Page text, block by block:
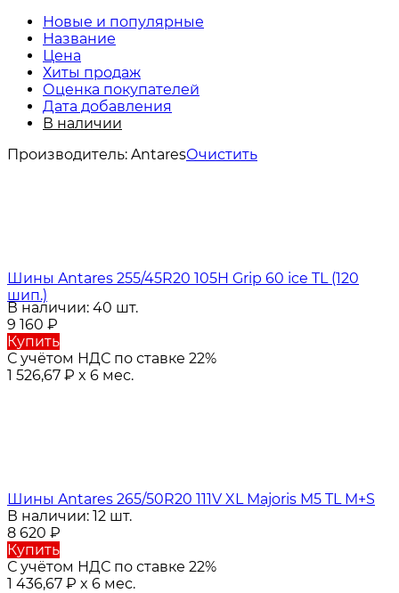
Новые и популярные
Название
Цена
Хиты продаж
Оценка покупателей
Дата добавления
В наличии
Производитель: AntaresОчистить
Шины Antares 255/45R20 105H Grip 60 ice TL (120
шип.)
В наличии: 40 шт.
9 160 ₽
Купить
С учётом НДС по ставке 22%
1 526,67 ₽ x 6 мес.
Шины Antares 265/50R20 111V XL Majoris M5 TL M+S
В наличии: 12 шт.
8 620 ₽
Купить
С учётом НДС по ставке 22%
1 436,67 ₽ x 6 мес.